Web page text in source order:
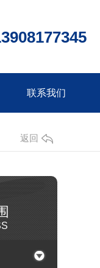
联系我们
返回